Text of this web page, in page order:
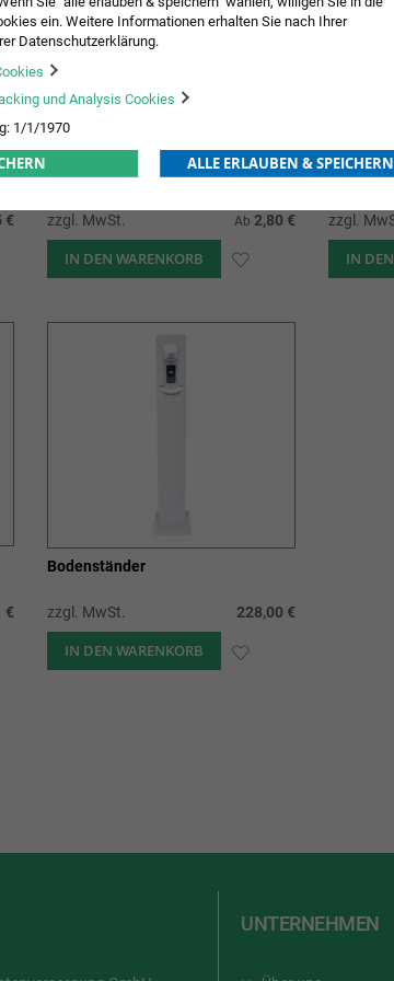
€
MaiMed® MyClean HB
zzgl. MwSt.
Ab 2,80 €
IN DEN WARENKORB ZUR
zzgl.
IN
€
Bodenständer
zzgl. MwSt. 228,00 €
IN DEN WARENKORB ZUR
UNTERNEHMEN
ein. Weitere Informationen erhalten Sie nach Ihrer
Datenschutzerklärung.
und Analysis Cookies
1/1/1970
ALLE ERLAUBEN & SPEICHERN